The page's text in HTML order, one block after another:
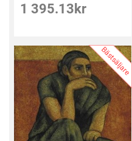
1 395.13 kr
Bästsäljare